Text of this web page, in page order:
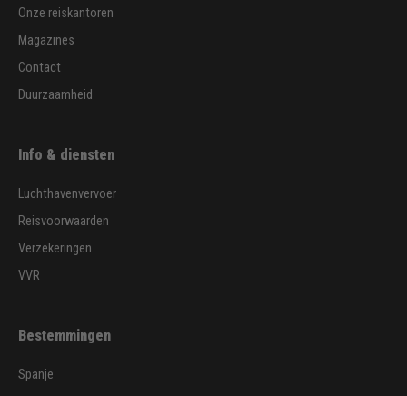
Onze reiskantoren
Magazines
Contact
Duurzaamheid
Info & diensten
Luchthavenvervoer
Reisvoorwaarden
Verzekeringen
VVR
Bestemmingen
Spanje